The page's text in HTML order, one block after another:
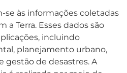
se às informações coletadas
Terra. Esses dados são
incluindo
planejamento urbano,
gestão de desastres. A